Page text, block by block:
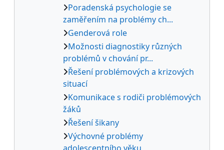
Poradenská psychologie se
zaměřením na problémy ch...
Genderová role
Možnosti diagnostiky různých
problémů v chování pr...
Řešení problémových a krizových
situací
Komunikace s rodiči problémových
žáků
Řešení šikany
Výchovné problémy